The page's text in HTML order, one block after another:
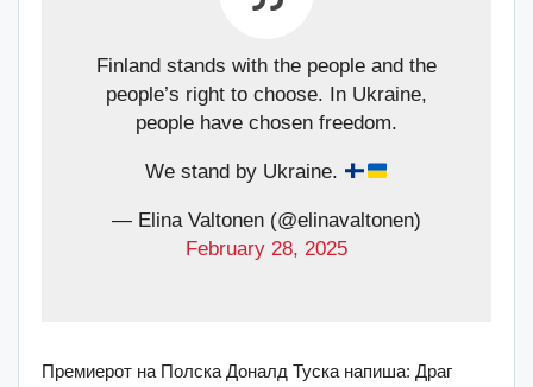
Finland stands with the people and the
people’s right to choose. In Ukraine,
people have chosen freedom.
We stand by Ukraine.
— Elina Valtonen (@elinavaltonen)
February 28, 2025
Премиерот на Полска Доналд Туска напиша: Драг